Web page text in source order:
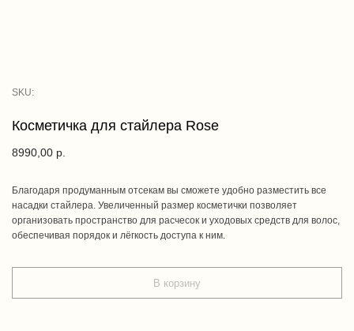
Косметичка для стайлера Rose
SKU:
8990,00 р.
В корзину
Благодаря продуманным отсекам вы сможете удобно разместить все
насадки стайлера. Увеличенный размер косметички позволяет
организовать пространство для расчесок и уходовых средств для волос,
обеспечивая порядок и лёгкость доступа к ним.